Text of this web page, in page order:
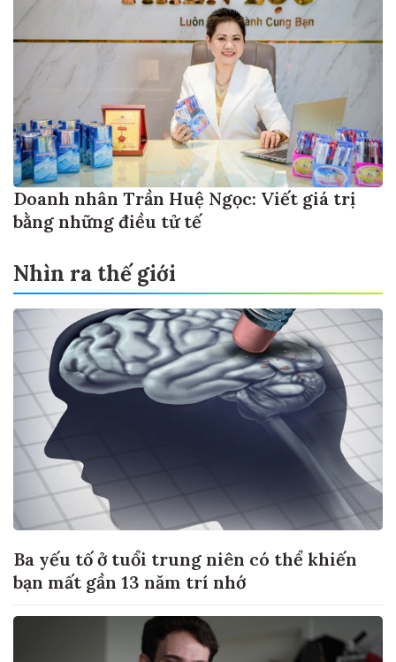
Doanh nhân Trần Huệ Ngọc: Viết giá trị
bằng những điều tử tế
Nhìn ra thế giới
Ba yếu tố ở tuổi trung niên có thể khiến
bạn mất gần 13 năm trí nhớ